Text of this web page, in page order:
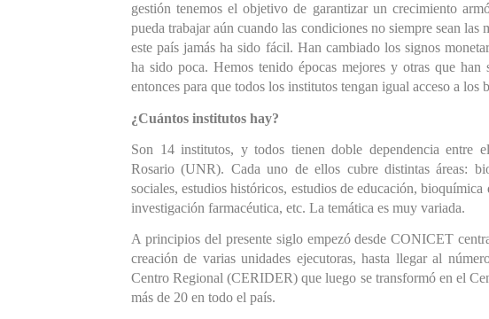
gestión tenemos el objetivo de garantizar un crecimiento
pueda trabajar aún cuando las condiciones no siempre sean las
este país jamás ha sido fácil. Han cambiado los signos
ha sido poca. Hemos tenido épocas mejores y otras que han
entonces para que todos los institutos tengan igual acceso a
¿Cuántos institutos hay?
Son 14 institutos, y todos tienen doble dependencia
Rosario (UNR). Cada uno de ellos cubre distintas áreas:
sociales, estudios históricos, estudios de educación,
investigación farmacéutica, etc. La temática es muy variada.
A principios del presente siglo empezó desde CONICET
creación de varias unidades ejecutoras, hasta llegar al
Centro Regional (CERIDER) que luego se transformó en el
más de 20 en todo el país.